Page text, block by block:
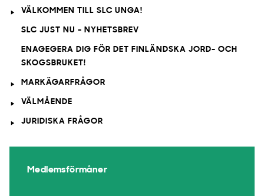
VÄLKOMMEN TILL SLC UNGA!
SLC JUST NU - NYHETSBREV
ENAGEGERA DIG FÖR DET FINLÄNDSKA JORD- OCH
SKOGSBRUKET!
MARKÄGARFRÅGOR
VÄLMÅENDE
JURIDISKA FRÅGOR
Medlemsförmåner